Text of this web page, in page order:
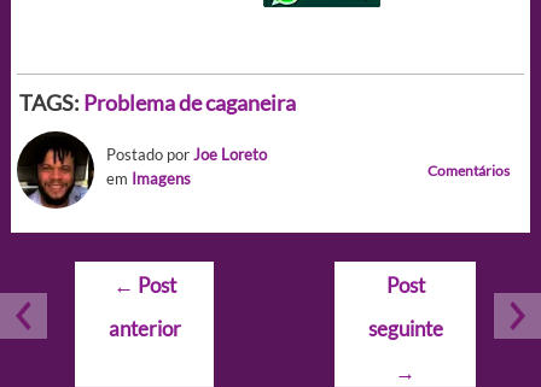
TAGS: Problema de caganeira
Postado porJoe Loreto
em Imagens Comentários
Navegação
Post
← Post
anterior
Post
seguinte
→